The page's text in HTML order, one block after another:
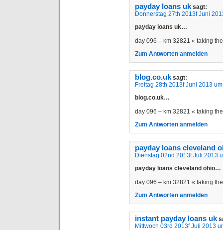
payday loans uk sagt:
Donnerstag 27th 2013f Juni
payday loans uk…
day 096 – km 32821 « taking
Zum Antworten anmelden
blog.co.uk sagt:
Freitag 28th 2013f Juni 2013
blog.co.uk…
day 096 – km 32821 « taking
Zum Antworten anmelden
payday loans cleveland
Dienstag 02nd 2013f Juli 2013
payday loans cleveland ohio…
day 096 – km 32821 « taking
Zum Antworten anmelden
instant payday loans uk
Mittwoch 03rd 2013f Juli 2013